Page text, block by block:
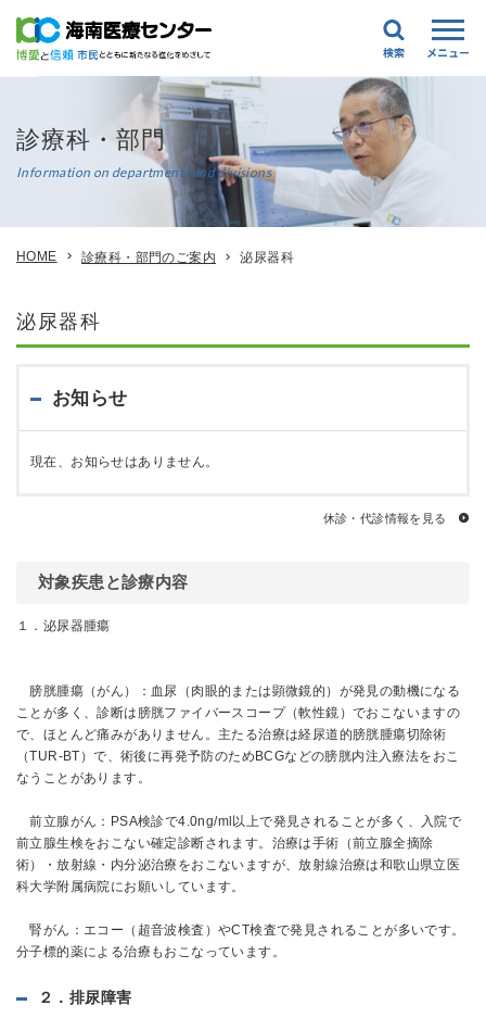
診療科・部門
Information on departments and divisions
HOME 診療科・部門のご案内 泌尿器科
泌尿器科
お知らせ
現在、お知らせはありません。
休診・代診情報を見る
対象疾患と診療内容
１．泌尿器腫瘍
膀胱腫瘍（がん）：血尿（肉眼的または顕微鏡的）が発見の動機になる
ことが多く、診断は膀胱ファイバースコープ（軟性鏡）でおこないますの
で、ほとんど痛みがありません。主たる治療は経尿道的膀胱腫瘍切除術
（TUR-BT）で、術後に再発予防のためBCGなどの膀胱内注入療法をおこ
なうことがあります。
前立腺がん：PSA検診で4.0ng/ml以上で発見されることが多く、入院で
前立腺生検をおこない確定診断されます。治療は手術（前立腺全摘除
術）・放射線・内分泌治療をおこないますが、放射線治療は和歌山県立医
科大学附属病院にお願いしています。
腎がん：エコー（超音波検査）やCT検査で発見されることが多いです。
分子標的薬による治療もおこなっています。
２．排尿障害